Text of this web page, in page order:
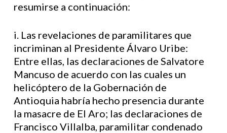
resumirse a continuación:
i. Las revelaciones de paramilitares que
incriminan al Presidente Álvaro Uribe:
Entre ellas, las declaraciones de Salvatore
Mancuso de acuerdo con las cuales un
helicóptero de la Gobernación de
Antioquia habría hecho presencia durante
la masacre de El Aro; las declaraciones de
Francisco Villalba, paramilitar condenado